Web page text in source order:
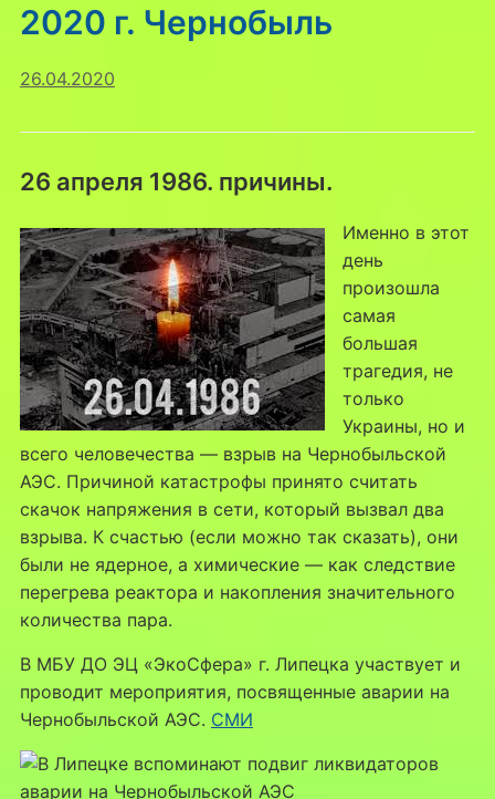
2020 г. Чернобыль
26.04.2020
26 апреля 1986. причины.
Именно в этот
день
произошла
самая
большая
трагедия, не
только
Украины, но и
всего человечества — взрыв на Чернобыльской
АЭС. Причиной катастрофы принято считать
скачок напряжения в сети, который вызвал два
взрыва. К счастью (если можно так сказать), они
были не ядерное, а химические — как следствие
перегрева реактора и накопления значительного
количества пара.
В МБУ ДО ЭЦ «ЭкоСфера» г. Липецка участвует и
проводит мероприятия, посвященные аварии на
Чернобыльской АЭС. СМИ